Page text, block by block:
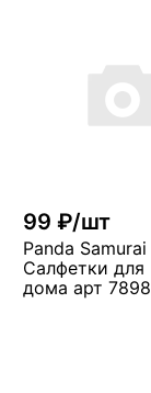
99 ₽/шт
Panda Samurai
Салфетки для
дома арт 7898